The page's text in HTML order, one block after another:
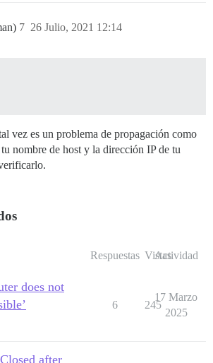
26 Julio, 2021 12:14
7
vez es un problema de propagación como
nombre de host y la dirección IP de tu
Respuestas Vistas
Actividad
does not
6 245
17 Marzo
2025
after